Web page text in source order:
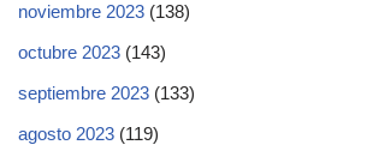
noviembre 2023 (138)
octubre 2023 (143)
septiembre 2023 (133)
agosto 2023 (119)